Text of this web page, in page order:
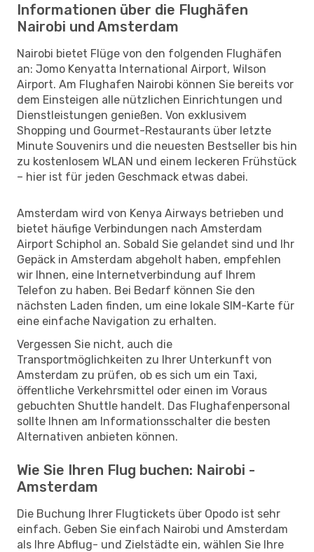
Informationen über die Flughäfen
Nairobi und Amsterdam
Nairobi bietet Flüge von den folgenden Flughäfen
an: Jomo Kenyatta International Airport, Wilson
Airport. Am Flughafen Nairobi können Sie bereits vor
dem Einsteigen alle nützlichen Einrichtungen und
Dienstleistungen genießen. Von exklusivem
Shopping und Gourmet-Restaurants über letzte
Minute Souvenirs und die neuesten Bestseller bis hin
zu kostenlosem WLAN und einem leckeren Frühstück
– hier ist für jeden Geschmack etwas dabei.
Amsterdam wird von Kenya Airways betrieben und
bietet häufige Verbindungen nach Amsterdam
Airport Schiphol an. Sobald Sie gelandet sind und Ihr
Gepäck in Amsterdam abgeholt haben, empfehlen
wir Ihnen, eine Internetverbindung auf Ihrem
Telefon zu haben. Bei Bedarf können Sie den
nächsten Laden finden, um eine lokale SIM-Karte für
eine einfache Navigation zu erhalten.
Vergessen Sie nicht, auch die
Transportmöglichkeiten zu Ihrer Unterkunft von
Amsterdam zu prüfen, ob es sich um ein Taxi,
öffentliche Verkehrsmittel oder einen im Voraus
gebuchten Shuttle handelt. Das Flughafenpersonal
sollte Ihnen am Informationsschalter die besten
Alternativen anbieten können.
Wie Sie Ihren Flug buchen: Nairobi -
Amsterdam
Die Buchung Ihrer Flugtickets über Opodo ist sehr
einfach. Geben Sie einfach Nairobi und Amsterdam
als Ihre Abflug- und Zielstädte ein, wählen Sie Ihre